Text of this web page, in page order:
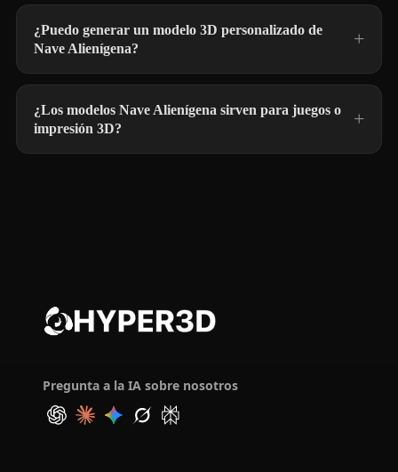
¿Puedo generar un modelo 3D personalizado de
Nave Alienígena?
¿Los modelos Nave Alienígena sirven para juegos o
impresión 3D?
Pregunta a la IA sobre nosotros